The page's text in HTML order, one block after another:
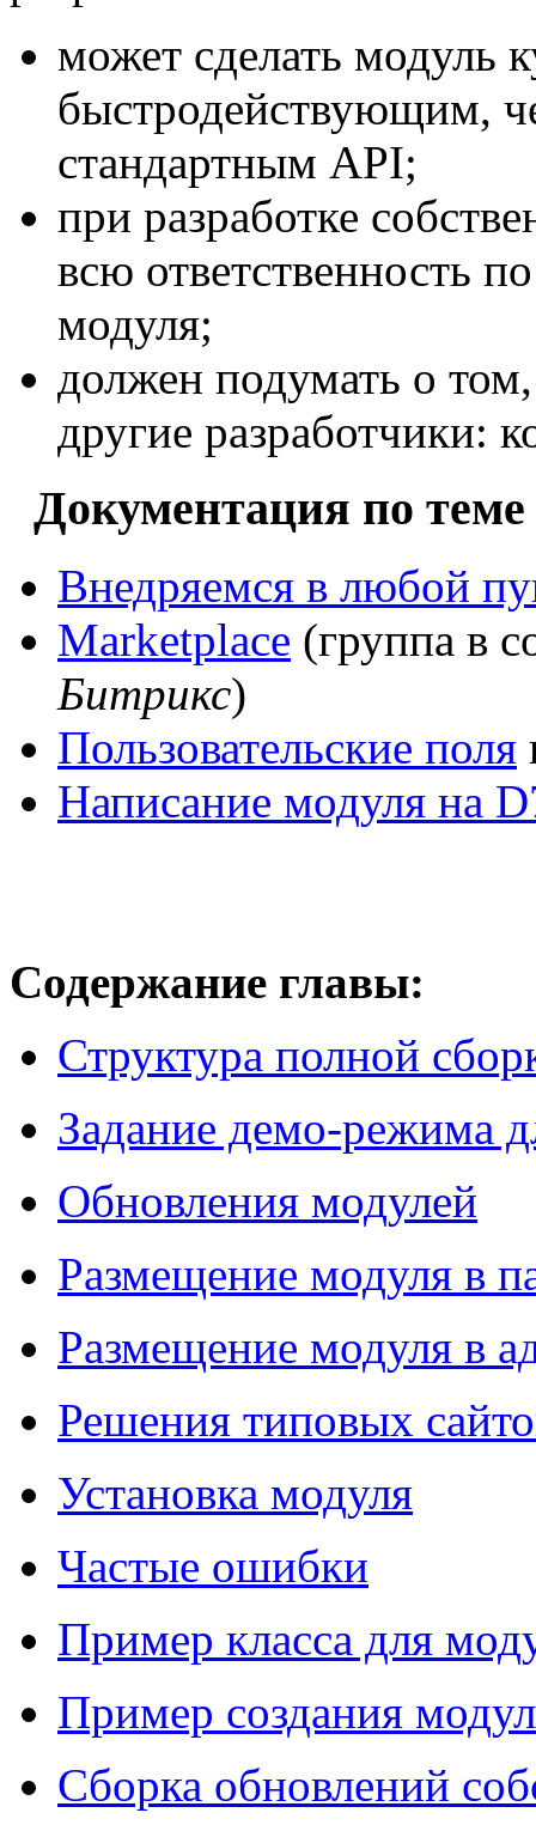
может сделать модуль
быстродействующим,
стандартным API;
при разработке
всю ответственность
модуля;
должен подумать о
другие разработчики:
Документация по теме
Внедряемся в любой
Marketplace (группа в
Битрикс)
Пользовательские поля
Написание модуля на
Содержание главы:
Структура полной
Задание демо-режима
Обновления модулей
Размещение модуля в
Размещение модуля в
Решения типовых
Установка модуля
Частые ошибки
Пример класса для
Пример создания
Сборка обновлений